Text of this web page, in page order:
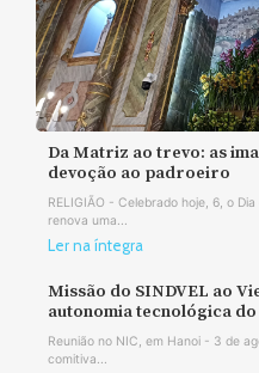
Da Matriz ao trevo: as
devoção ao padroeiro
RELIGIÃO - Celebrado hoje, 6, o
renova uma...
Ler na íntegra
Missão do SINDVEL ao
autonomia tecnológica
Reunião no NIC, em Hanoi - 3 de
comitiva...